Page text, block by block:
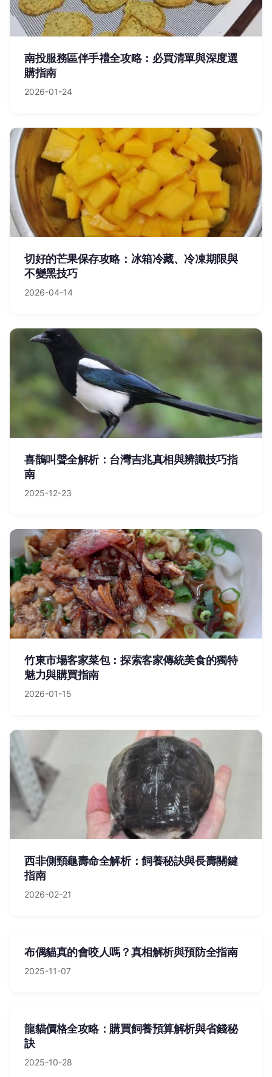
南投服務區伴手禮全攻略：必買清單與深度選
購指南
2026-01-24
切好的芒果保存攻略：冰箱冷藏、冷凍期限與
不變黑技巧
2026-04-14
喜鵲叫聲全解析：台灣吉兆真相與辨識技巧指
南
2025-12-23
竹東市場客家菜包：探索客家傳統美食的獨特
魅力與購買指南
2026-01-15
西非側頸龜壽命全解析：飼養秘訣與長壽關鍵
指南
2026-02-21
布偶貓真的會咬人嗎？真相解析與預防全指南
2025-11-07
龍貓價格全攻略：購買飼養預算解析與省錢秘
訣
2025-10-28